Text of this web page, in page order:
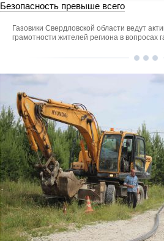
Безопасность превыше всего
Газовики Свердловской области ведут
грамотности жителей региона в вопросах